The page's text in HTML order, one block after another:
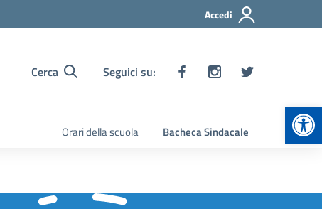
Accedi
Cerca Seguici su:
Orari della scuola Bacheca Sindacale